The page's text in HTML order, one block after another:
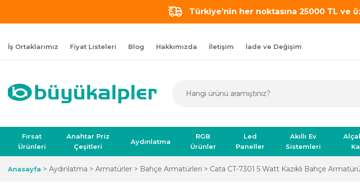
Türkiye’nin her noktasına 25000 TL ve
İş Ortaklarımız Fiyat Listeleri Blog Hakkımızda İletişim İade ve Değişim
Fırsat
Ürünleri
Anahtar Priz
Çeşitleri
Aydınlatma
RGB
Ürünler
Led
Paneller
Akıllı Ev
Sistemleri
Anasayfa Aydınlatma Armatürler Bahçe Armatürleri Cata CT-7301 5 Watt Kazıklı Bahçe